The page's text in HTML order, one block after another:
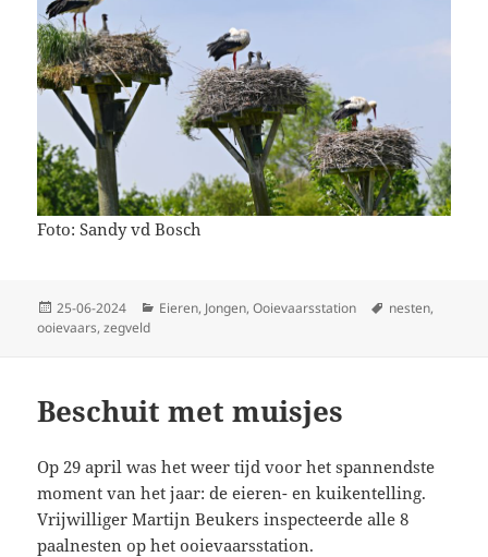
Foto: Sandy vd Bosch
Geplaatst
op
25-06-2024 Categorieën
Eieren, Jongen,Ooievaarsstation Tags
nesten,
ooievaars,zegveld
Beschuit met muisjes
Op 29 april was het weer tijd voor het spannendste
moment van het jaar: de eieren- en kuikentelling.
Vrijwilliger Martijn Beukers inspecteerde alle 8
paalnesten op het ooievaarsstation.